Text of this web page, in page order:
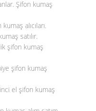
Şifon kumaş
alıcıları.
satılır.
şifon kumaş
şifon kumaş
el şifon kumaş